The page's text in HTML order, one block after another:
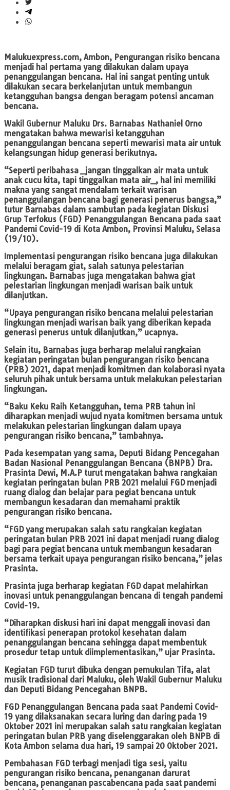
Malukuexpress.com, Ambon, Pengurangan risiko bencana
menjadi hal pertama yang dilakukan dalam upaya
penanggulangan bencana. Hal ini sangat penting untuk
dilakukan secara berkelanjutan untuk membangun
ketangguhan bangsa dengan beragam potensi ancaman
bencana.
Wakil Gubernur Maluku Drs. Barnabas Nathaniel Orno
mengatakan bahwa mewarisi ketangguhan
penanggulangan bencana seperti mewarisi mata air untuk
kelangsungan hidup generasi berikutnya.
“Seperti peribahasa _jangan tinggalkan air mata untuk
anak cucu kita, tapi tinggalkan mata air_, hal ini memiliki
makna yang sangat mendalam terkait warisan
penanggulangan bencana bagi generasi penerus bangsa,”
tutur Barnabas dalam sambutan pada kegiatan Diskusi
Grup Terfokus (FGD) Penanggulangan Bencana pada saat
Pandemi Covid-19 di Kota Ambon, Provinsi Maluku, Selasa
(19/10).
Implementasi pengurangan risiko bencana juga dilakukan
melalui beragam giat, salah satunya pelestarian
lingkungan. Barnabas juga mengatakan bahwa giat
pelestarian lingkungan menjadi warisan baik untuk
dilanjutkan.
“Upaya pengurangan risiko bencana melalui pelestarian
lingkungan menjadi warisan baik yang diberikan kepada
generasi penerus untuk dilanjutkan,” ucapnya.
Selain itu, Barnabas juga berharap melalui rangkaian
kegiatan peringatan bulan pengurangan risiko bencana
(PRB) 2021, dapat menjadi komitmen dan kolaborasi nyata
seluruh pihak untuk bersama untuk melakukan pelestarian
lingkungan.
“Baku Keku Raih Ketangguhan, tema PRB tahun ini
diharapkan menjadi wujud nyata komitmen bersama untuk
melakukan pelestarian lingkungan dalam upaya
pengurangan risiko bencana,” tambahnya.
Pada kesempatan yang sama, Deputi Bidang Pencegahan
Badan Nasional Penanggulangan Bencana (BNPB) Dra.
Prasinta Dewi, M.A.P turut mengatakan bahwa rangkaian
kegiatan peringatan bulan PRB 2021 melalui FGD menjadi
ruang dialog dan belajar para pegiat bencana untuk
membangun kesadaran dan memahami praktik
pengurangan risiko bencana.
“FGD yang merupakan salah satu rangkaian kegiatan
peringatan bulan PRB 2021 ini dapat menjadi ruang dialog
bagi para pegiat bencana untuk membangun kesadaran
bersama terkait upaya pengurangan risiko bencana,” jelas
Prasinta.
Prasinta juga berharap kegiatan FGD dapat melahirkan
inovasi untuk penanggulangan bencana di tengah pandemi
Covid-19.
“Diharapkan diskusi hari ini dapat menggali inovasi dan
identifikasi penerapan protokol kesehatan dalam
penanggulangan bencana sehingga dapat membentuk
prosedur tetap untuk diimplementasikan,” ujar Prasinta.
Kegiatan FGD turut dibuka dengan pemukulan Tifa, alat
musik tradisional dari Maluku, oleh Wakil Gubernur Maluku
dan Deputi Bidang Pencegahan BNPB.
FGD Penanggulangan Bencana pada saat Pandemi Covid-
19 yang dilaksanakan secara luring dan daring pada 19
Oktober 2021 ini merupakan salah satu rangkaian kegiatan
peringatan bulan PRB yang diselenggarakan oleh BNPB di
Kota Ambon selama dua hari, 19 sampai 20 Oktober 2021.
Pembahasan FGD terbagi menjadi tiga sesi, yaitu
pengurangan risiko bencana, penanganan darurat
bencana, penanganan pascabencana pada saat pandemi